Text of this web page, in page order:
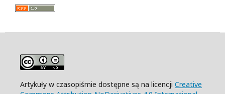
Artykuły w czasopiśmie dostępne są na licencji Creative